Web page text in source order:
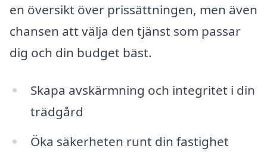
en översikt över prissättningen, men även
chansen att välja den tjänst som passar
dig och din budget bäst.
Skapa avskärmning och integritet i din
trädgård
Öka säkerheten runt din fastighet